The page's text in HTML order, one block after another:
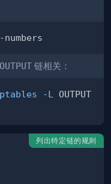
OUTPUT 链相关：
-L
列出特定链的规则